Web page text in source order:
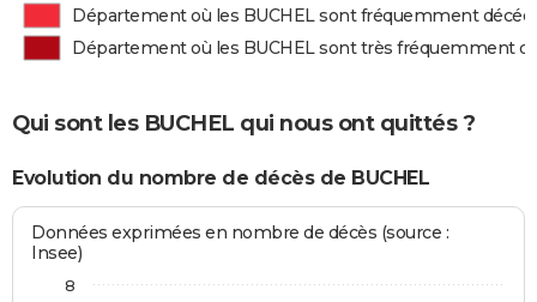
Département où les BUCHEL sont fréquemment
Département où les BUCHEL sont très fréquemment
Qui sont les BUCHEL qui nous ont quittés ?
Evolution du nombre de décès de BUCHEL
Données exprimées en nombre de décès (source :
Insee)
8